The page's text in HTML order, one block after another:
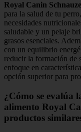
Royal Canin
para la salud de tu
necesidades
saludable y un pelaje
grasos esenciales.
con un equilibrio
reducir la formación de
enfoque en
opción superior para
¿Cómo se evalúa
alimento Royal
productos